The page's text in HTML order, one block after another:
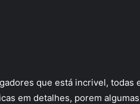
que está incrivel, todas
em detalhes, porem